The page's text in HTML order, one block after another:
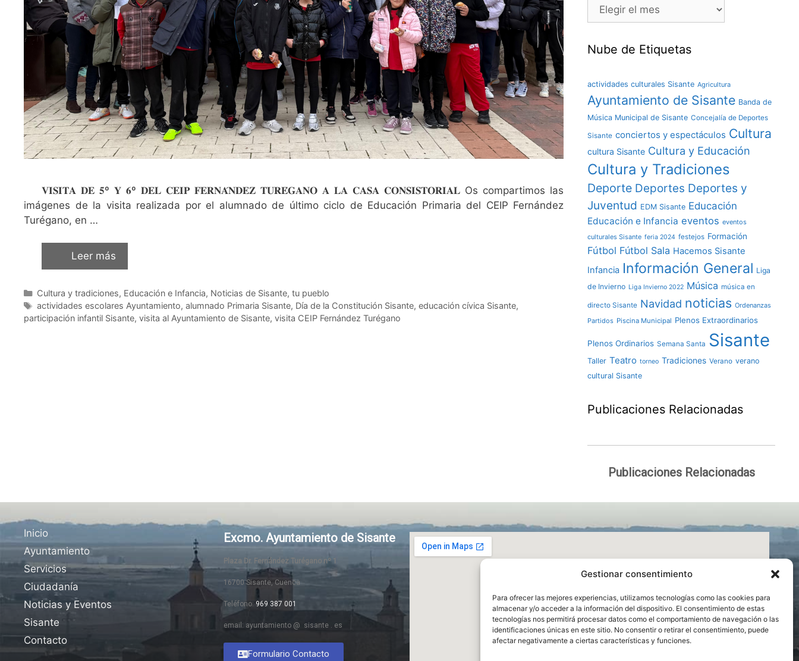
Gestionar consentimiento
Para ofrecer las mejores experiencias, utilizamos tecnologías como las cookies para
almacenar y/o acceder a la información del dispositivo. El consentimiento de estas
tecnologías nos permitirá procesar datos como el comportamiento de navegación o las
identificaciones únicas en este sitio. No consentir o retirar el consentimiento, puede
afectar negativamente a ciertas características y funciones.
𝐕𝐈𝐒𝐈𝐓𝐀 𝐃𝐄 𝟓º 𝐘 𝟔º 𝐃𝐄𝐋 𝐂𝐄𝐈𝐏 𝐅𝐄𝐑𝐍𝐀́𝐍𝐃𝐄𝐙 𝐓𝐔𝐑𝐄́𝐆𝐀𝐍𝐎 𝐀 𝐋𝐀 𝐂𝐀𝐒𝐀 𝐂𝐎𝐍𝐒𝐈𝐒𝐓𝐎𝐑𝐈𝐀𝐋 Os compartimos las
imágenes de la visita realizada por el alumnado de último ciclo de Educación Primaria del CEIP Fernández
Turégano, en …
Leer más
Cultura y tradiciones, Educación e Infancia, Noticias de Sisante, tu pueblo
actividades escolares Ayuntamiento, alumnado Primaria Sisante, Día de la Constitución Sisante, educación cívica Sisante,
participación infantil Sisante, visita al Ayuntamiento de Sisante, visita CEIP Fernández Turégano
Nube de Etiquetas
actividades culturales Sisante Agricultura
Ayuntamiento de Sisante Banda de
Música Municipal de Sisante Concejalía de Deportes
Sisante conciertos y espectáculos Cultura
cultura Sisante Cultura y Educación
Cultura y Tradiciones
Deporte Deportes Deportes y
Juventud EDM Sisante Educación
Educación e Infancia eventos eventos
culturales Sisante feria 2024 festejos Formación
Fútbol Fútbol Sala Hacemos Sisante
Infancia Información General Liga
de Invierno Liga Invierno 2022 Música música en
directo Sisante Navidad noticias Ordenanzas
Partidos Piscina Municipal Plenos Extraordinarios
Plenos Ordinarios Semana Santa Sisante
Taller Teatro torneo Tradiciones Verano verano
cultural Sisante
Publicaciones Relacionadas
Publicaciones Relacionadas
Inicio
Ayuntamiento
Servicios
Ciudadanía
Noticias y Eventos
Sisante
Contacto
Excmo. Ayuntamiento de Sisante
Plaza Dr. Fernández Turégano nº 1
16700 Sisante, Cuenca
Teléfono: 969 387 001
email: ayuntamiento @ sisante . es
Formulario Contacto